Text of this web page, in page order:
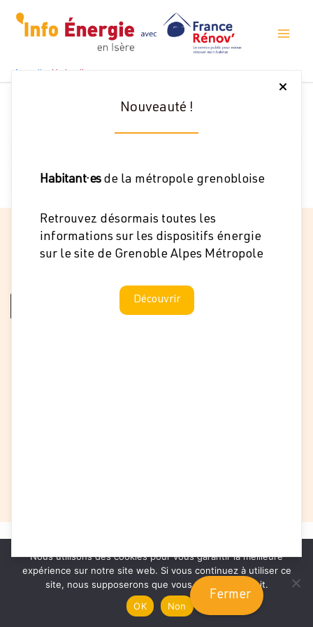
contenu
Accueil Hydraulique
Il semble que nous ne pouvons pas trouver le
Mentions légales
Politique de confidentialité
Foire aux questions (FAQ)
Nouveauté !
Habitant·es de la métropole grenobloise
Retrouvez désormais toutes les
informations sur les dispositifs énergie
sur le site de Grenoble Alpes Métropole
Découvrir
Fermer
Nous utilisons des cookies pour vous garantir la meilleure
expérience sur notre site web. Si vous continuez à utiliser ce
site, nous supposerons que vous en êtes satisfait.
OK
Non